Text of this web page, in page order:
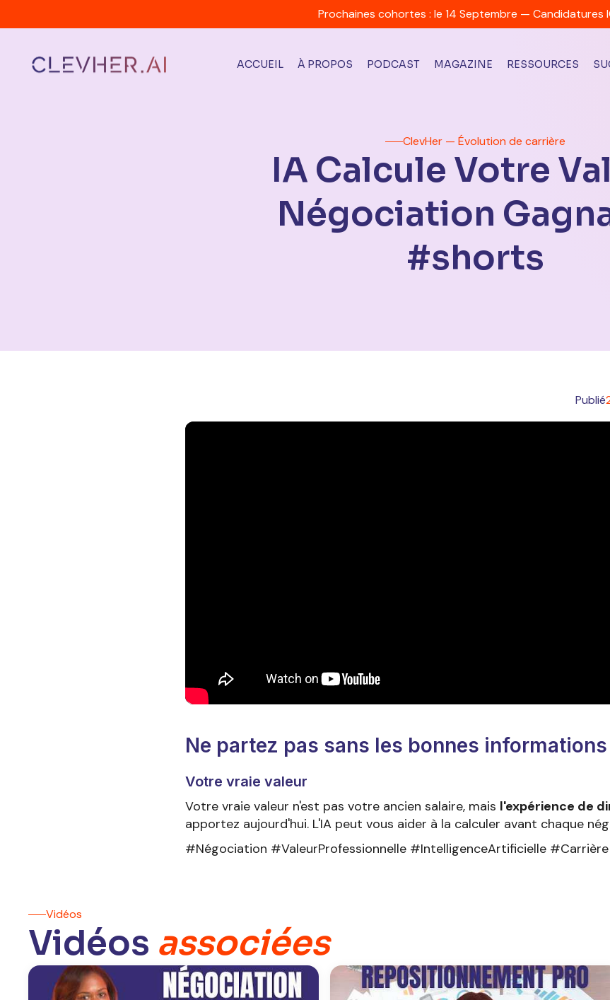
Prochaines cohortes : le 14 Septembre — Candidatures
ACCUEIL À PROPOS PODCAST MAGAZINE RESSOURCES
ClevHer — Évolution de carrière
IA Calcule Votre
Négociation
#shorts
Publié
Ne partez pas sans les bonnes informations
Votre vraie valeur
Votre vraie valeur n'est pas votre ancien salaire, mais l'expérience de
apportez aujourd'hui. L'IA peut vous aider à la calculer avant chaque
#Négociation #ValeurProfessionnelle #IntelligenceArtificielle
Vidéos
Vidéos associées